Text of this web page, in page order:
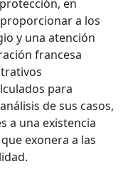
en
a los
y una atención
francesa
para
de sus casos,
a una existencia
exonera a las